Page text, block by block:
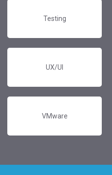
Testing
UX/UI
VMware